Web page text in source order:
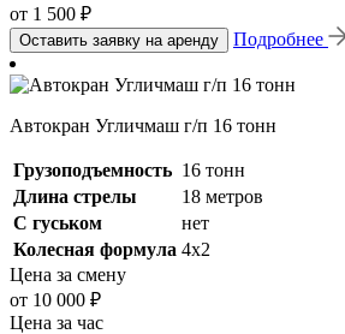
от 1 500 ₽
Оставить заявку на аренду Подробнее
Автокран Угличмаш г/п 16 тонн
Грузоподъемность 16 тонн
Длина стрелы
18 метров
С гуськом
нет
Колесная формула 4х2
Цена за смену
от 10 000 ₽
Цена за час